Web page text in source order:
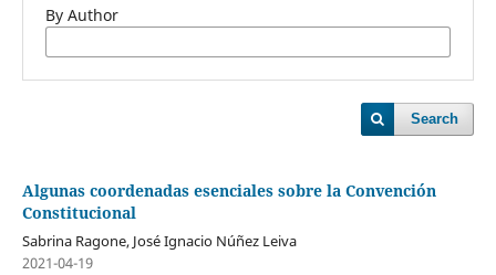
By Author
Search
Algunas coordenadas esenciales sobre la Convención
Constitucional
Sabrina Ragone, José Ignacio Núñez Leiva
2021-04-19